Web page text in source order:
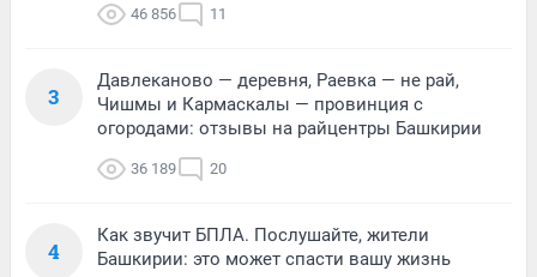
46 856 11
3
Давлеканово — деревня, Раевка — не рай,
Чишмы и Кармаскалы — провинция с
огородами: отзывы на райцентры Башкирии
36 189 20
4
Как звучит БПЛА. Послушайте, жители
Башкирии: это может спасти вашу жизнь